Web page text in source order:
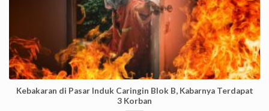
Kebakaran di Pasar Induk Caringin Blok B, Kabarnya Terdapat
3 Korban